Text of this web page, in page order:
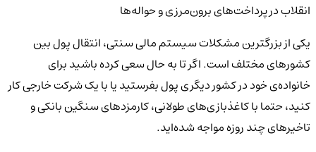
انقلاب در پرداخت‌های برون‌مرزی و حواله‌ها
یکی از بزرگترین مشکلات سیستم مالی سنتی، انتقال پول بین
کشورهای مختلف است. اگر تا به حال سعی کرده باشید برای
خانواده‌ی خود در کشور دیگری پول بفرستید یا با یک شرکت خارجی کار
کنید، حتما با کاغذبازی‌های طولانی، کارمزدهای سنگین بانکی و
تاخیرهای چند روزه مواجه شده‌اید.